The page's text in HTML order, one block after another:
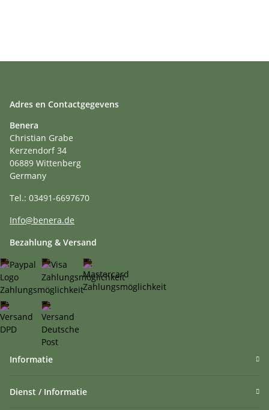
Adres en Contactgegevens
Benera
Christian Grabe
Kerzendorf 34
06889 Wittenberg
Germany
Tel.: 03491-6697670
Info@benera.de
Bezahlung & Versand
Informatie
Dienst / Informatie